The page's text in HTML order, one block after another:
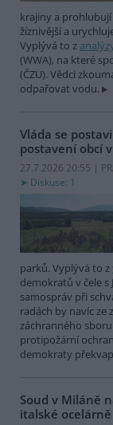
krajiny a
žíznivější a
Vyplývá to z
(WWA), na které
(ČZU). Vědci
odpařovat vodu.
Vláda se
postavení obcí
27.7.2026 20:55 |
Diskuse: 1
parků. Vyplývá to z
demokratů v čele s
samospráv při
radách by navíc ze
záchranného
protipožární
demokraty
Soud v Miláně
italské ocelárně